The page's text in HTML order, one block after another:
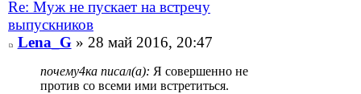
Re: Муж не пускает на встречу
выпускников
Lena_G» 28 май 2016, 20:47
почему4ка писал(а): Я совершенно не
против со всеми ими встретиться.